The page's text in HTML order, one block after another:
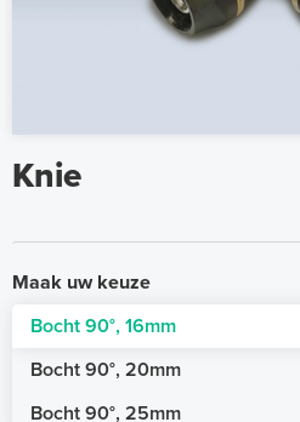
Knie
Maak uw keuze
Bocht 90°, 16mm
Bocht 90°, 20mm
Bocht 90°, 25mm